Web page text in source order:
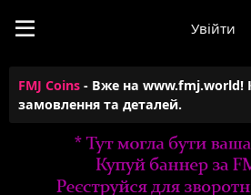
Увійти
FMJ Coins - Вже на www.fmj.world!
замовлення та деталей.